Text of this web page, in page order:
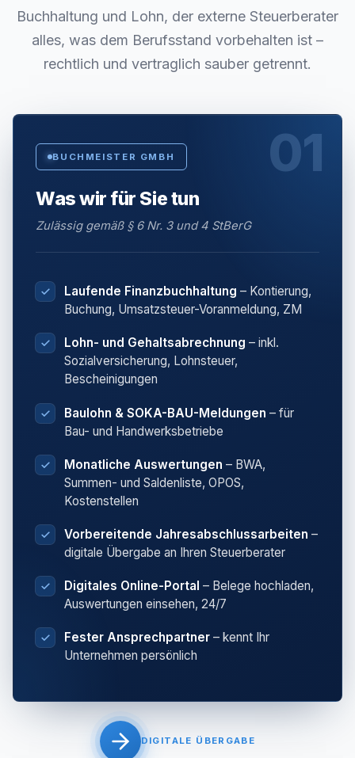
Buchhaltung und Lohn, der externe Steuerberater
alles, was dem Berufsstand vorbehalten ist –
rechtlich und vertraglich sauber getrennt.
01
BUCHMEISTER GMBH
Was wir für Sie tun
Zulässig gemäß § 6 Nr. 3 und 4 StBerG
Laufende Finanzbuchhaltung – Kontierung,
Buchung, Umsatzsteuer-Voranmeldung, ZM
Lohn- und Gehaltsabrechnung – inkl.
Sozialversicherung, Lohnsteuer,
Bescheinigungen
Baulohn & SOKA-BAU-Meldungen – für
Bau- und Handwerksbetriebe
Monatliche Auswertungen – BWA,
Summen- und Saldenliste, OPOS,
Kostenstellen
Vorbereitende Jahresabschlussarbeiten –
digitale Übergabe an Ihren Steuerberater
Digitales Online-Portal – Belege hochladen,
Auswertungen einsehen, 24/7
Fester Ansprechpartner – kennt Ihr
Unternehmen persönlich
DIGITALE ÜBERGABE